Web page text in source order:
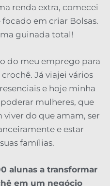
renda extra, comecei
em criar Bolsas.
guinada total!
do meu emprego para
Já viajei vários
e hoje minha
mulheres, que
viver do que amam, ser
e estar
famílias.
alunas a transformar
em um negócio